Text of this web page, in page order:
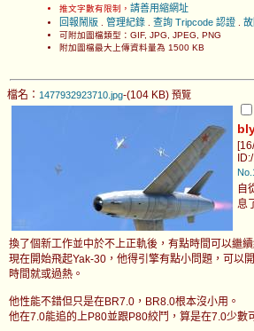
推文字數有限制， 請善用縮網址
回報鬧版
管理紀錄 查詢 Tripcode 認證
可附加圖檔類型：GIF, JPG, JPEG, PNG
附加圖檔最大上傳資料量為 1500 KB
檔名： 1477932923710.jpg-(104 KB) 預覽
自
息
換了個新工作並中於不上正軌後，有點時間可以繼
現在開始飛起Yak-30，他得引擎有點小問題，可以
時間就或過熱。
他性能不錯但只是在BR7.0，BR8.0根本沒小用。
他在7.0能追的上P80並跟P80絞鬥，算是在7.0少數